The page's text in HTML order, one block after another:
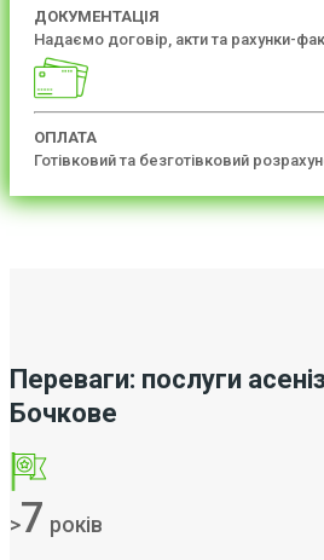
ДОКУМЕНТАЦІЯ
Надаємо договір, акти та рахунки-
ОПЛАТА
Готівковий та безготівковий
Переваги: послуги
Бочкове
>7 років